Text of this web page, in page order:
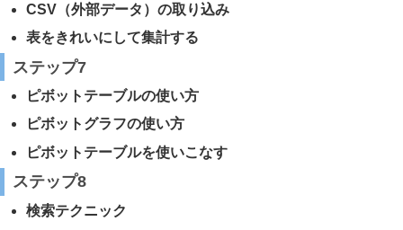
CSV（外部データ）の取り込み
表をきれいにして集計する
ステップ7
ピボットテーブルの使い方
ピボットグラフの使い方
ピボットテーブルを使いこなす
ステップ8
検索テクニック